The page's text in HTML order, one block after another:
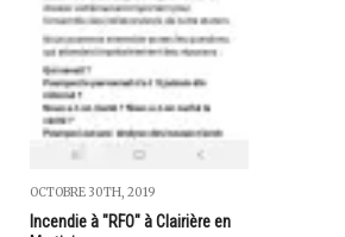
OCTOBRE 30TH, 2019
Incendie à "RFO" à Clairière en